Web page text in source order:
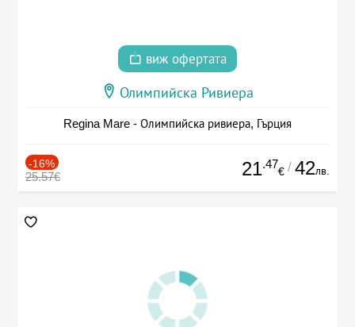
виж офертата
Олимпийска Ривиера
Regina Mare - Олимпийска ривиера, Гърция
-16%
25.57€ 21.47
€ / 42лв.